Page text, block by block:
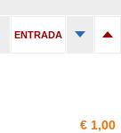
ENTRADA
€ 1,00